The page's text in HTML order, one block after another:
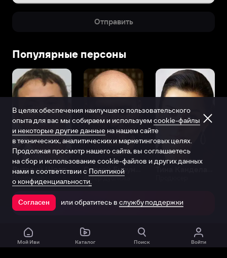
Отправить
Популярные персоны
Виталий Шляппо
Продюсер Актёр дубляжа
Открыть в приложении
Мой Иви Каталог Поиск Войти
В целях обеспечения наилучшего пользовательского
опыта для вас мы собираем и используем cookie-файлы
и некоторые другие данные на нашем сайте
в технических, аналитических и маркетинговых целях.
Продолжая просмотр нашего сайта, вы соглашаетесь
на сбор и использование cookie-файлов и других данных
нами в соответствии с Политикой
о конфиденциальности.
Согласен или обратитесь в службу поддержки